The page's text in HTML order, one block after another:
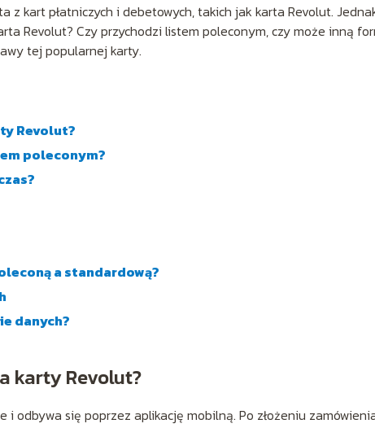
z kart płatniczych i debetowych, takich jak karta Revolut.
Revolut? Czy przychodzi listem poleconym, czy może inną
tej popularnej karty.
Revolut?
poleconym?
a standardową?
danych?
karty Revolut?
odbywa się poprzez aplikację mobilną. Po złożeniu